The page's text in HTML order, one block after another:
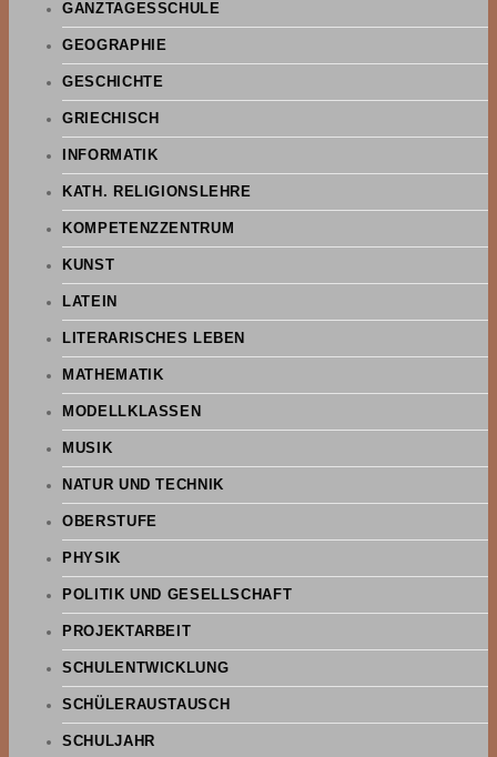
GANZTAGESSCHULE
GEOGRAPHIE
GESCHICHTE
GRIECHISCH
INFORMATIK
KATH. RELIGIONSLEHRE
KOMPETENZZENTRUM
KUNST
LATEIN
LITERARISCHES LEBEN
MATHEMATIK
MODELLKLASSEN
MUSIK
NATUR UND TECHNIK
OBERSTUFE
PHYSIK
POLITIK UND GESELLSCHAFT
PROJEKTARBEIT
SCHULENTWICKLUNG
SCHÜLERAUSTAUSCH
SCHULJAHR